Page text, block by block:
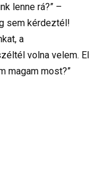
lenne rá?” –
sem kérdeztél!
a
volna velem. El
magam most?”